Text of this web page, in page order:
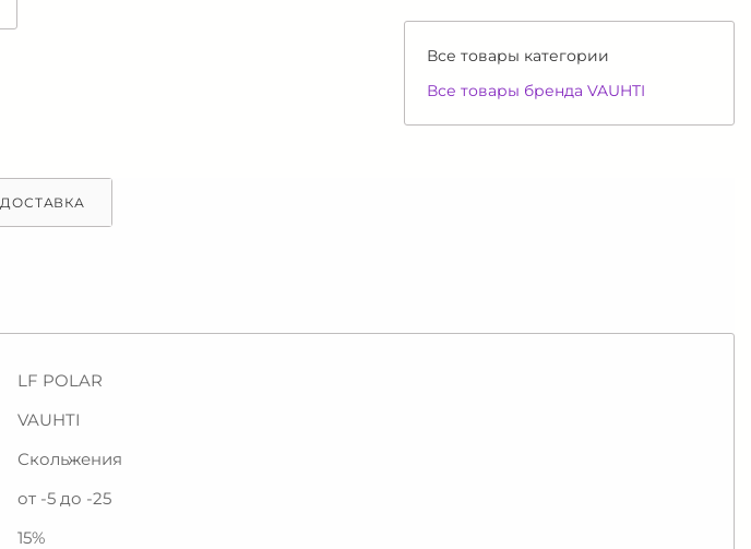
Все товары категории
Все товары бренда VAUHTI
ДОСТАВКА
LF POLAR
VAUHTI
Скольжения
от -5 до -25
15%